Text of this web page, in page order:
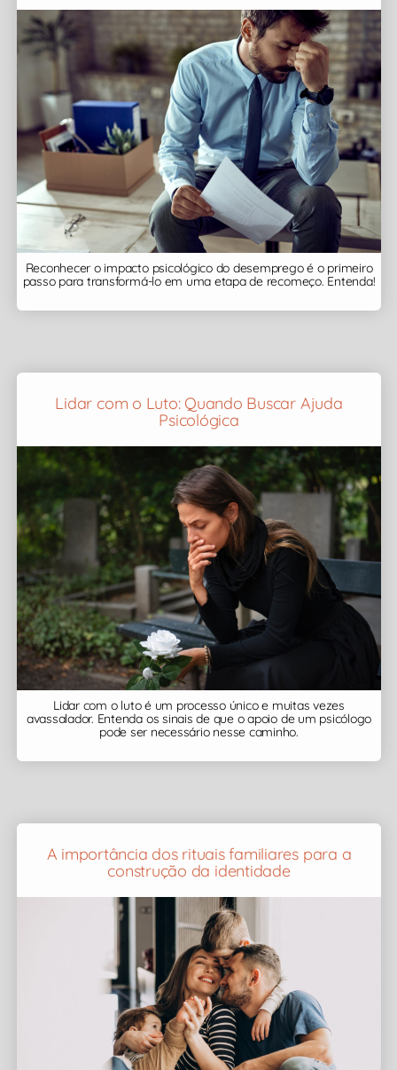
Reconhecer o impacto psicológico do desemprego é o primeiro
passo para transformá-lo em uma etapa de recomeço. Entenda!
Lidar com o Luto: Quando Buscar Ajuda
Psicológica
Lidar com o luto é um processo único e muitas vezes
avassalador. Entenda os sinais de que o apoio de um psicólogo
pode ser necessário nesse caminho.
A importância dos rituais familiares para a
construção da identidade